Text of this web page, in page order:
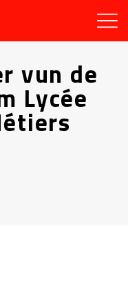
vun de
Lycée